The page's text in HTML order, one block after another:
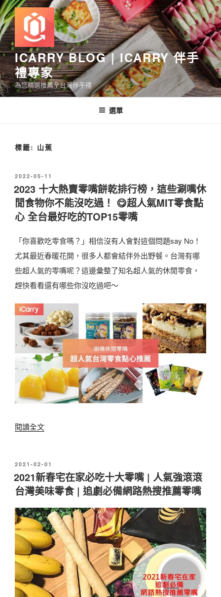
跳
至
主
要
內
容
ICARRY BLOG | ICARRY 伴手
禮專家
為您精選推薦全台灣伴手禮
選單
標籤: 山蕉
發
佈
於
2022-05-11
2023 十大熱賣零嘴餅乾排行榜，這些涮嘴休
閒食物你不能沒吃過！ 😋超人氣MIT零食點
心 全台最好吃的TOP15零嘴
「你喜歡吃零食嗎？」相信沒有人會對這個問題say No！
尤其最近春暖花開，很多人都會結伴外出野餐。台灣有哪
些超人氣的零嘴呢？這邊彙整了知名超人氣的休閒零食，
趕快看看還有哪些你沒吃過吧～
閱讀全文〈
2
3
大
熱
賣
零
嘴
餅
發
佈
於
2021-02-01
2021新春宅在家必吃十大零嘴 | 人氣強滾滾
台灣美味零食 | 追劇必備網路熱搜推薦零嘴